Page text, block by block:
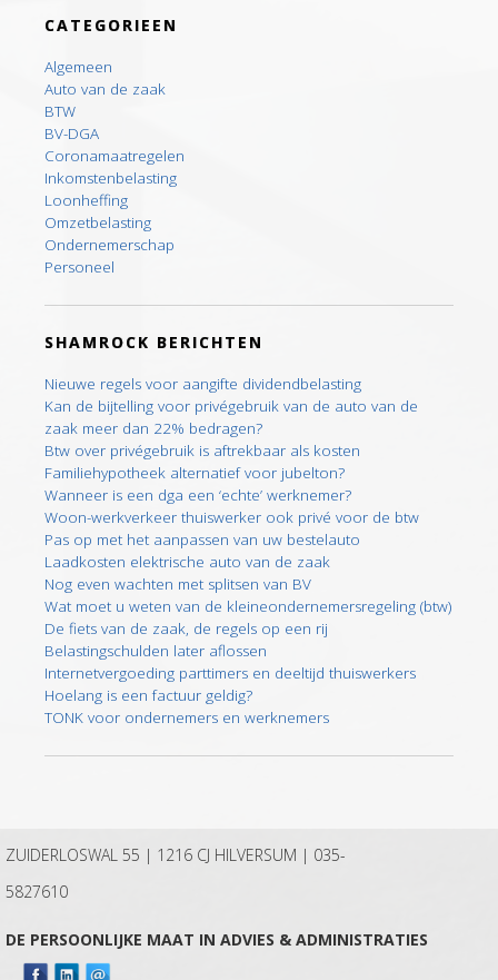
CATEGORIEEN
Algemeen
Auto van de zaak
BTW
BV-DGA
Coronamaatregelen
Inkomstenbelasting
Loonheffing
Omzetbelasting
Ondernemerschap
Personeel
SHAMROCK BERICHTEN
Nieuwe regels voor aangifte dividendbelasting
Kan de bijtelling voor privégebruik van de auto van de
zaak meer dan 22% bedragen?
Btw over privégebruik is aftrekbaar als kosten
Familiehypotheek alternatief voor jubelton?
Wanneer is een dga een ‘echte’ werknemer?
Woon-werkverkeer thuiswerker ook privé voor de btw
Pas op met het aanpassen van uw bestelauto
Laadkosten elektrische auto van de zaak
Nog even wachten met splitsen van BV
Wat moet u weten van de kleineondernemersregeling (btw)
De fiets van de zaak, de regels op een rij
Belastingschulden later aflossen
Internetvergoeding parttimers en deeltijd thuiswerkers
Hoelang is een factuur geldig?
TONK voor ondernemers en werknemers
ZUIDERLOSWAL 55 | 1216 CJ HILVERSUM | 035-
5827610
DE PERSOONLIJKE MAAT IN ADVIES & ADMINISTRATIES